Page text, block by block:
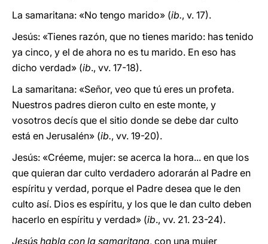
La samaritana: «No tengo marido» (ib., v. 17).
Jesús: «Tienes razón, que no tienes marido: has tenido
ya cinco, y el de ahora no es tu marido. En eso has
dicho verdad» (ib., vv. 17-18).
La samaritana: «Señor, veo que tú eres un profeta.
Nuestros padres dieron culto en este monte, y
vosotros decís que el sitio donde se debe dar culto
está en Jerusalén» (ib., vv. 19-20).
Jesús: «Créeme, mujer: se acerca la hora... en que los
que quieran dar culto verdadero adorarán al Padre en
espíritu y verdad, porque el Padre desea que le den
culto así. Dios es espíritu, y los que le dan culto deben
hacerlo en espíritu y verdad» (ib., vv. 21. 23-24).
Jesús habla con la samaritana, con una mujer